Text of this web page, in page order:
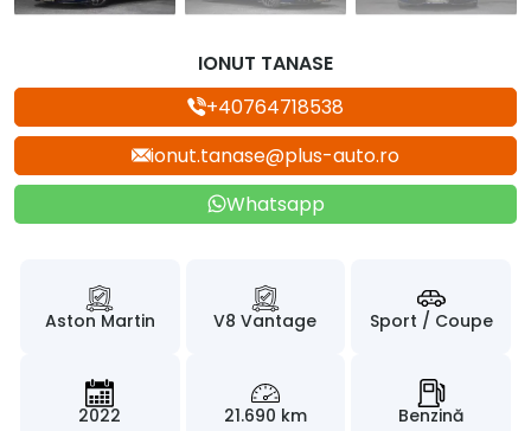
IONUT TANASE
+40764718538
ionut.tanase@plus-auto.ro
Whatsapp
Aston Martin V8 Vantage Sport / Coupe
2022 21.690 km Benzină